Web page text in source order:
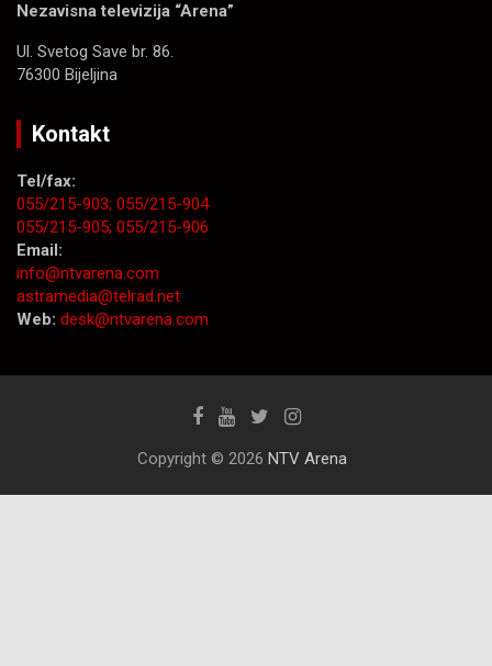
Nezavisna televizija “Arena”
Ul. Svetog Save br. 86.
76300 Bijeljina
Kontakt
Tel/fax:
055/215-903; 055/215-904
055/215-905; 055/215-906
Email:
info@ntvarena.com
astramedia@telrad.net
Web: desk@ntvarena.com
Copyright © 2026 NTV Arena